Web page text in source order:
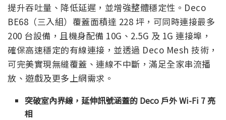
提升吞吐量、降低延遲，並增強整體穩定性。Deco
BE68（三入組）覆蓋面積達 228 坪，可同時連接最多
200 台設備，且機身配備 10G、2.5G 及 1G 連接埠，
確保高速穩定的有線連接，並透過 Deco Mesh 技術，
可完美實現無縫覆蓋、連線不中斷，滿足全家串流播
放、遊戲及更多上網需求。
突破室內界線，延伸訊號涵蓋的 Deco 戶外 Wi-Fi 7 亮
相